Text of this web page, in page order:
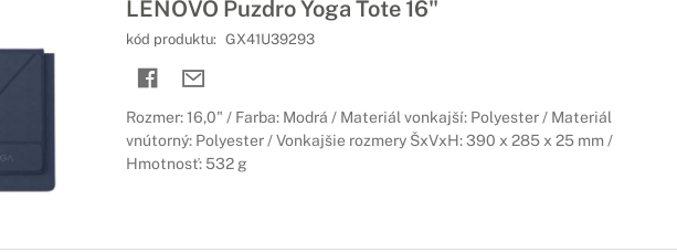
LENOVO Puzdro Yoga Tote 16"
kód produktu: GX41U39293
Rozmer: 16,0" / Farba: Modrá / Materiál vonkajší: Polyester / Materiál
vnútorný: Polyester / Vonkajšie rozmery ŠxVxH: 390 x 285 x 25 mm /
Hmotnosť: 532 g